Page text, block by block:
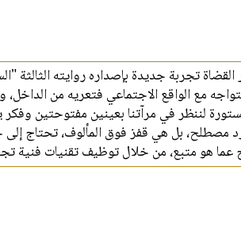
تجربة جديدة بإصداره روايته الثالثة
مع الواقع الاجتماعي فتعريه من
لننظر في مرآتنا بعينين مفتوحتين
مصطلح، بل هي قفز فوق المألوف، تحتاج إلى
عما هو متبع، من خلال توظيف تقنيات فنية